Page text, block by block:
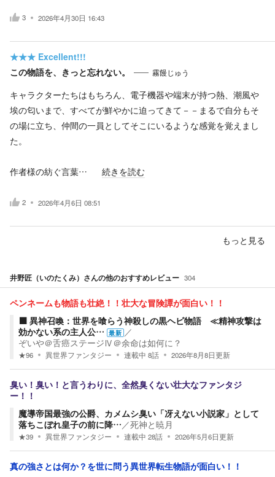
3 2026年4月30日 16:43
★★★ Excellent!!!
この物語を、きっと忘れない。
霧饅じゅう
キャラクターたちはもちろん、電子機器や端末が持つ熱、潮風や
埃の匂いまで、すべてが鮮やかに迫ってきて－－まるで自分もそ
の場に立ち、仲間の一員としてそこにいるような感覚を覚えまし
た。
作者様の紡ぐ言葉… 続きを読む
2 2026年4月6日 08:51
もっと見る
井野匠（いのたくみ） さんの他のおすすめレビュー 304
ペンネームも物語も壮絶！！壮大な冒険譚が面白い！！
⬛️ 異神召喚：世界を喰らう神殺しの黒ヘビ物語 ≪精神攻撃は
効かない系の主人公… 最新 ／
ぞいや＠舌癌ステージⅣ＠余命は如何に？
★96 異世界ファンタジー 連載中 8話 2026年8月8日更新
臭い！臭い！と言うわりに、全然臭くない壮大なファンタジ
ー！！
魔導帝国最強の公爵、カメムシ臭い「冴えない小説家」として
落ちこぼれ皇子の前に降… ／死神と暁月
★39 異世界ファンタジー 連載中 28話 2026年5月6日更新
真の強さとは何か？を世に問う異世界転生物語が面白い！！